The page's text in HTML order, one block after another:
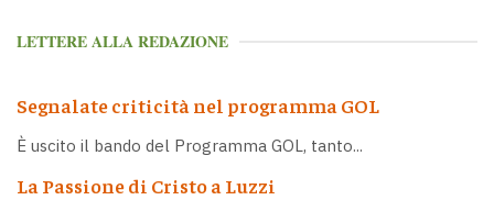
LETTERE ALLA REDAZIONE
Segnalate criticità nel programma GOL
È uscito il bando del Programma GOL, tanto...
La Passione di Cristo a Luzzi